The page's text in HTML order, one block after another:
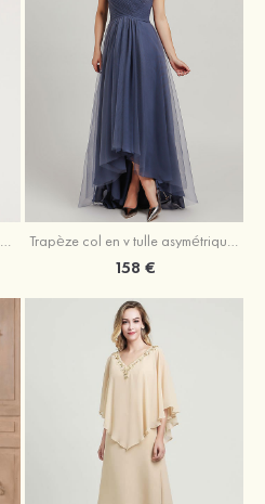
Fourreau bateau mousseline longueur genou robe de mère de la mariée avec appliqué plissé veste Trapèze col en v tulle asymétrique robe de mère de la mariée
158 €